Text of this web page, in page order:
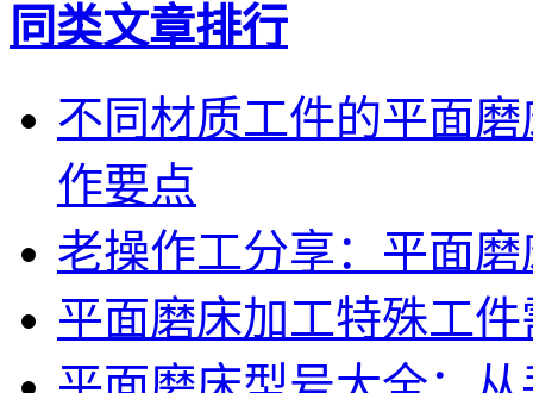
同类文章排行
不同材质工件的平面
作要点
老操作工分享：平面
平面磨床加工特殊工